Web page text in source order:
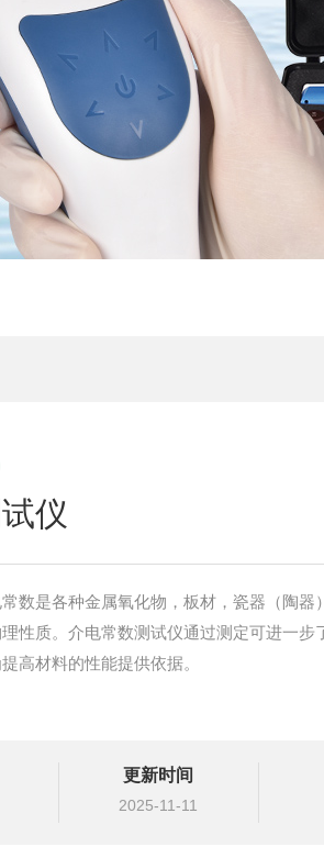
仪
数是各种金属氧化物，板材，瓷器（陶器
性质。介电常数测试仪通过测定可进一步
高材料的性能提供依据。
更新时间
2025-11-11